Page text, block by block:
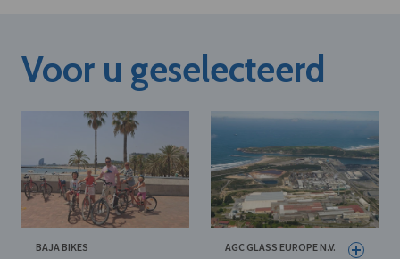
Voor u geselecteerd
BAJA BIKES AGC GLASS EUROPE N.V.